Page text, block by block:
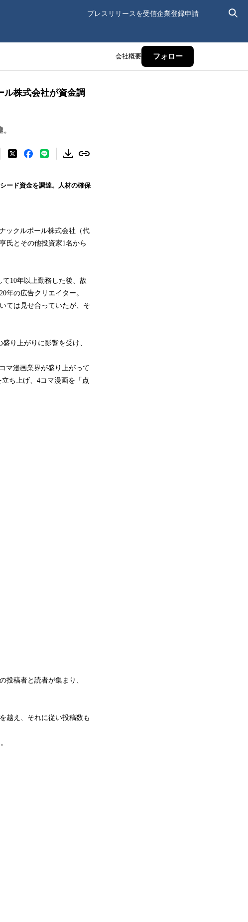
プレスリリースを受信企業登録申請
会社概要 フォロー
ル株式会社が資金調
ード資金を調達。人材の確保
ックルボール株式会社（代
氏とその他投資家1名から
10年以上勤務した後、故
年の広告クリエイター。
ては見せ合っていたが、そ
り上がりに影響を受け、
マ漫画業界が盛り上がって
ち上げ、4コマ漫画を「点
投稿者と読者が集まり、
越え、それに従い投稿数も